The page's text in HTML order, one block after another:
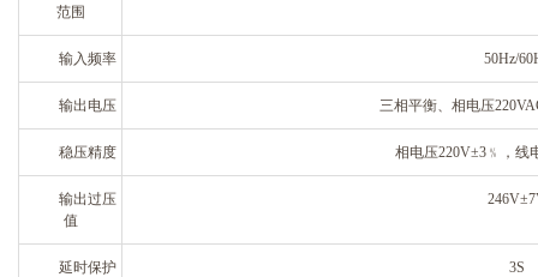
范围
输入频率 50Hz/
输出电压 三相平衡、相电压
稳压精度 相电压220V±3﹪，线
输出过压
值
246V±7
延时保护 3S